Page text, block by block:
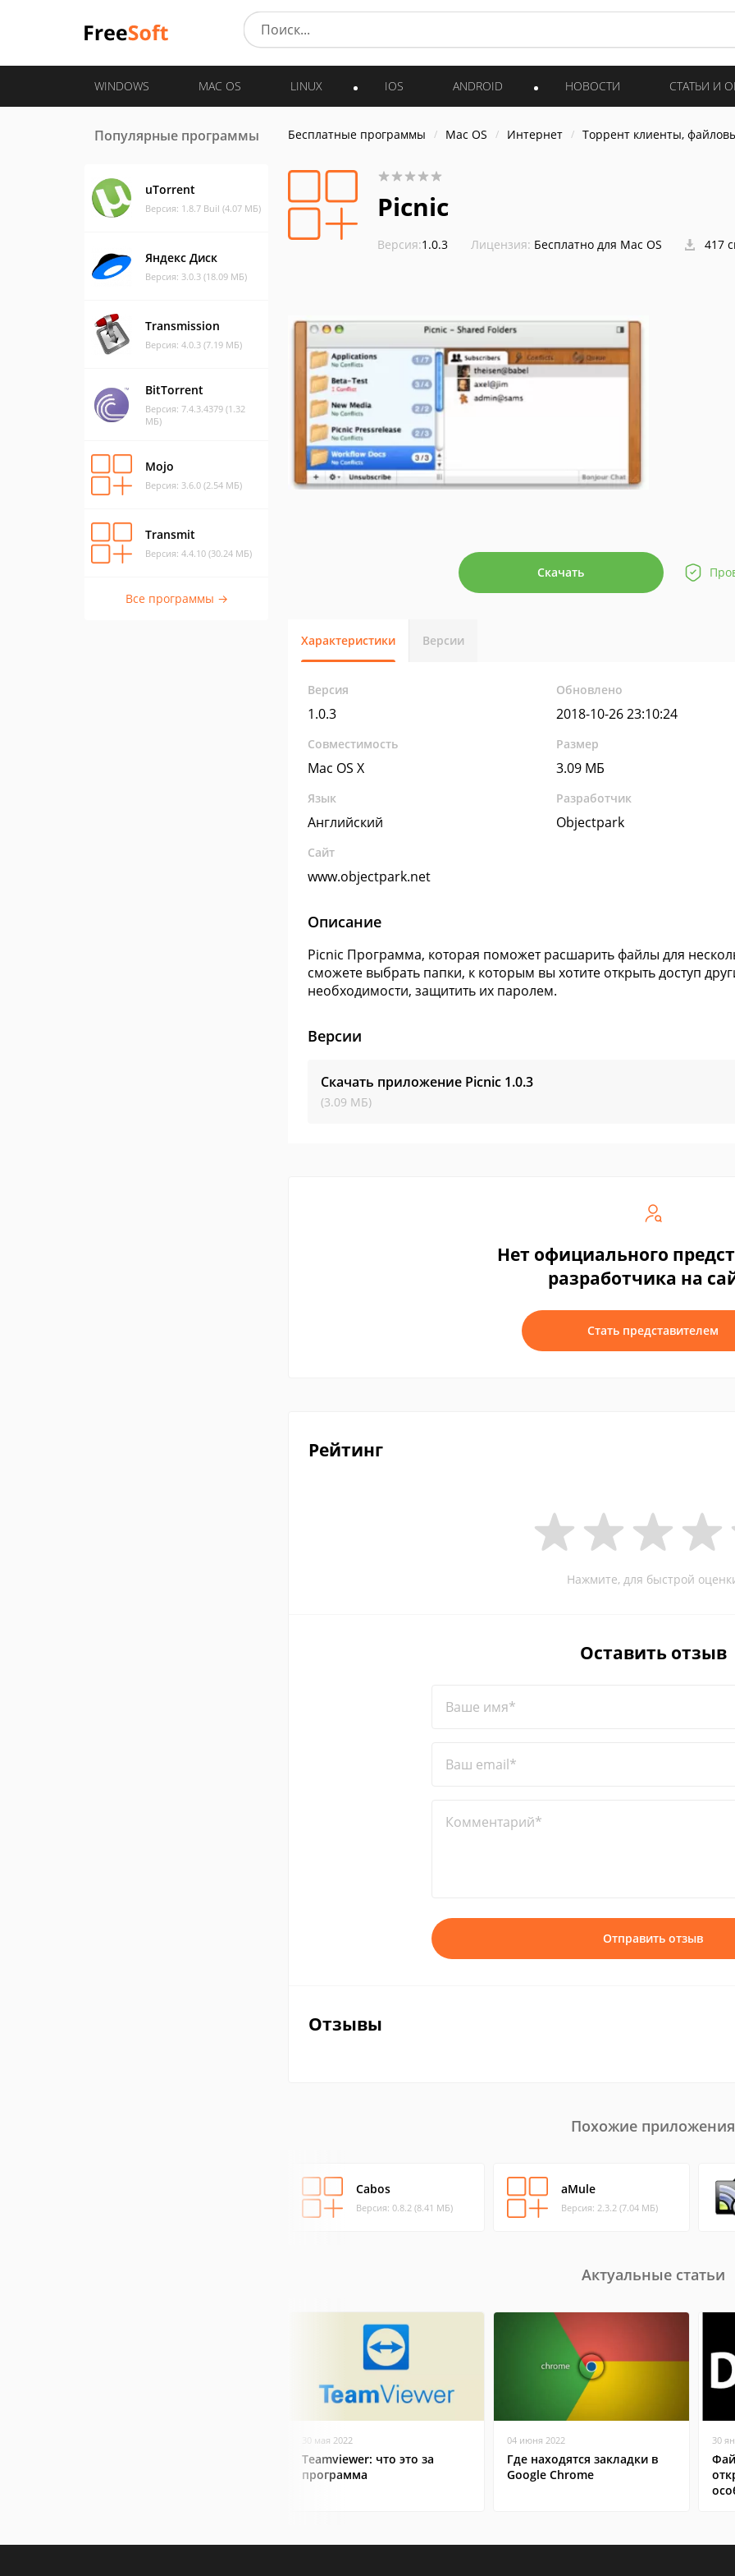
WINDOWS MAC OS LINUX IOS ANDROID НОВОСТИ СТАТЬИ И
Популярные программы
uTorrent
Версия: 1.8.7 Buil (4.07 МБ)
Яндекс Диск
Версия: 3.0.3 (18.09 МБ)
Transmission
Версия: 4.0.3 (7.19 МБ)
BitTorrent
Версия: 7.4.3.4379 (1.32
МБ)
Mojo
Версия: 3.6.0 (2.54 МБ)
Transmit
Версия: 4.4.10 (30.24 МБ)
Все программы →
Бесплатные программы Mac OS Интернет Торрент клиенты,
Picnic
Версия:1.0.3 Лицензия: Бесплатно для Mac OS 417
Скачать
Характеристики Версии
Версия
1.0.3
Обновлено
2018-10-26 23:10:24
Совместимость
Mac OS X
Размер
3.09 МБ
Язык
Английский
Разработчик
Objectpark
Сайт
www.objectpark.net
Описание
Picnic Программа, которая поможет расшарить файлы для
сможете выбрать папки, к которым вы хотите открыть доступ
необходимости, защитить их паролем.
Версии
Скачать приложение Picnic 1.0.3
(3.09 МБ)
Нет официального
разработчика на
Стать представителем
Рейтинг
Нажмите, для быстрой
Оставить отзыв
Ваше имя*
Ваш email*
Комментарий*
Отправить отзыв
Отзывы
Похожие приложения
Cabos
Версия: 0.8.2 (8.41 МБ)
aMule
Версия: 2.3.2 (7.04 МБ)
Актуальные статьи
30 мая 2022
Teamviewer: что это за
программа
04 июня 2022
Где находятся закладки в
Google Chrome
30